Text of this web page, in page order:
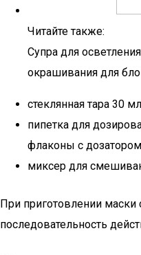
Читайте также:
Супра для
окрашивания для
стеклянная тара 30
пипетка для
флаконы с
миксер для
При приготовлении
последовательность